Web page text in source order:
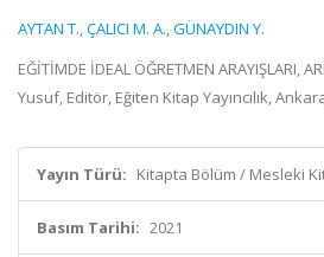
AYTAN T.,ÇALICI M. A.,GÜNAYDIN Y.
EĞİTİMDE İDEAL ÖĞRETMEN ARAYIŞLARI,
Yusuf, Editör, Eğiten Kitap Yayıncılık,
Yayın Türü: Kitapta Bölüm / Mesleki
Basım Tarihi: 2021